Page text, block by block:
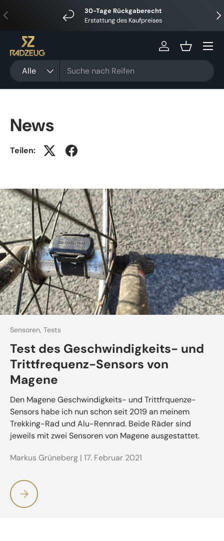
Direkt zum Inhalt
Vorherige
30-Tage Rückgaberecht
Erstattung des Kaufpreises
Alle
Einloggen
Menü
News
Teilen:
Sensoren, Tests
Test des Geschwindigkeits- und
Trittfrequenz-Sensors von
Magene
Den Magene Geschwindigkeits- und Trittfrquenze-
Sensors habe ich nun schon seit 2019 an meinem
Trekking-Rad und Alu-Rennrad. Beide Räder sind
jeweils mit zwei Sensoren von Magene ausgestattet.
Markus Grüneberg | 17. Februar 2021
Test des Geschwindigkeits- und Trittfrequenz-Sensors von